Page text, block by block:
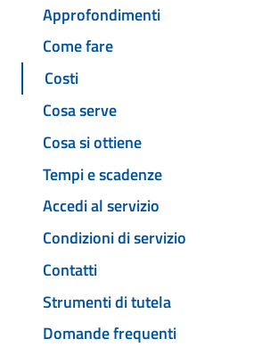
Approfondimenti
Come fare
Costi
Cosa serve
Cosa si ottiene
Tempi e scadenze
Accedi al servizio
Condizioni di servizio
Contatti
Strumenti di tutela
Domande frequenti